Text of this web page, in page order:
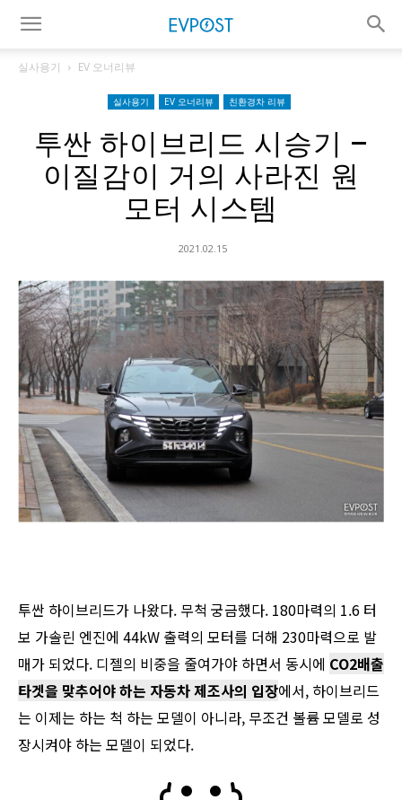
실사용기 EV 오너리뷰
실사용기 EV 오너리뷰 친환경차 리뷰
투싼 하이브리드 시승기 –
이질감이 거의 사라진 원
모터 시스템
2021.02.15
투싼 하이브리드가 나왔다. 무척 궁금했다. 180마력의 1.6 터
보 가솔린 엔진에 44kW 출력의 모터를 더해 230마력으로 발
매가 되었다. 디젤의 비중을 줄여가야 하면서 동시에 CO2배출
타겟을 맞추어야 하는 자동차 제조사의 입장에서, 하이브리드
는 이제는 하는 척 하는 모델이 아니라, 무조건 볼륨 모델로 성
장시켜야 하는 모델이 되었다.